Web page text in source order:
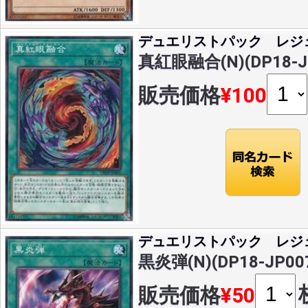
デュエリストパック レジ
真紅眼融合(N)(DP18-
販売価格¥100
デュエリストパック レジ
黒炎弾(N)(DP18-
販売価格¥50